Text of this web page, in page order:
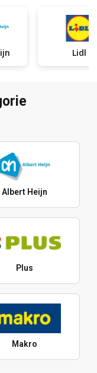
Lidl
Albert Heijn
Plus
Makro